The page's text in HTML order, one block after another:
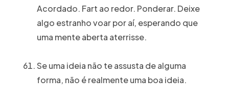
Acordado. Fart ao redor. Ponderar. Deixe
algo estranho voar por aí, esperando que
uma mente aberta aterrisse.
Se uma ideia não te assusta de alguma
forma, não é realmente uma boa ideia.